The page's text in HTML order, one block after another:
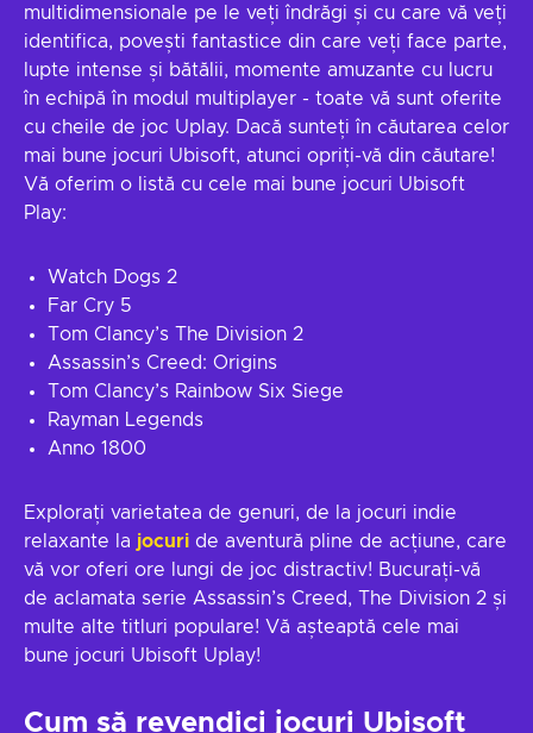
multidimensionale pe le veți îndrăgi și cu care vă veți
identifica, povești fantastice din care veți face parte,
lupte intense și bătălii, momente amuzante cu lucru
în echipă în modul multiplayer - toate vă sunt oferite
cu cheile de joc Uplay. Dacă sunteți în căutarea celor
mai bune jocuri Ubisoft, atunci opriți-vă din căutare!
Vă oferim o listă cu cele mai bune jocuri Ubisoft
Play:
Watch Dogs 2
Far Cry 5
Tom Clancy’s The Division 2
Assassin’s Creed: Origins
Tom Clancy’s Rainbow Six Siege
Rayman Legends
Anno 1800
Explorați varietatea de genuri, de la jocuri indie
relaxante la jocuri de aventură pline de acțiune, care
vă vor oferi ore lungi de joc distractiv! Bucurați-vă
de aclamata serie Assassin’s Creed, The Division 2 și
multe alte titluri populare! Vă așteaptă cele mai
bune jocuri Ubisoft Uplay!
Cum să revendici jocuri Ubisoft